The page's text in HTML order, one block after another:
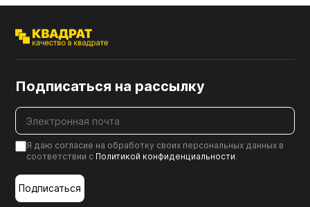
Подписаться на рассылку
Я даю согласие на обработку своих персональных данных в
соответствии с Политикой конфиденциальности.
Подписаться